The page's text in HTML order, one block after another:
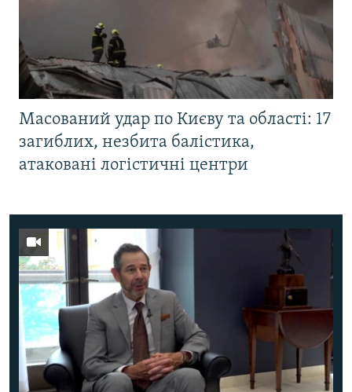
Масований удар по Києву та області: 17
загиблих, незбита балістика,
атаковані логістичні центри